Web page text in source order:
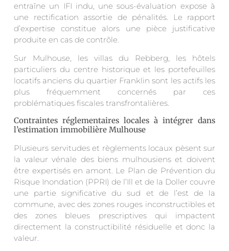
entraîne un IFI indu, une sous-évaluation expose à
une rectification assortie de pénalités. Le rapport
d’expertise constitue alors une pièce justificative
produite en cas de contrôle.
Sur Mulhouse, les villas du Rebberg, les hôtels
particuliers du centre historique et les portefeuilles
locatifs anciens du quartier Franklin sont les actifs les
plus fréquemment concernés par ces
problématiques fiscales transfrontalières.
Contraintes réglementaires locales à intégrer dans
l’estimation immobilière Mulhouse
Plusieurs servitudes et règlements locaux pèsent sur
la valeur vénale des biens mulhousiens et doivent
être expertisés en amont. Le Plan de Prévention du
Risque Inondation (PPRI) de l’Ill et de la Doller couvre
une partie significative du sud et de l’est de la
commune, avec des zones rouges inconstructibles et
des zones bleues prescriptives qui impactent
directement la constructibilité résiduelle et donc la
valeur.